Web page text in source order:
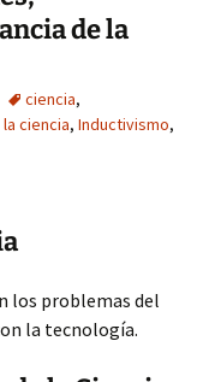
de la
ciencia,
ciencia, Inductivismo,
los problemas del
la tecnología.